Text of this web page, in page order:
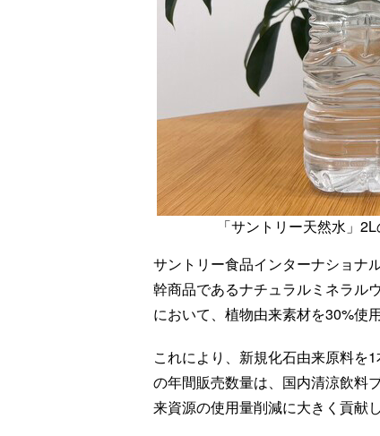
「サントリー天然水」
サントリー食品インターナショナ
幹商品であるナチュラルミネラル
において、植物由来素材を30%使
これにより、新規化石由来原料を
の年間販売数量は、国内清涼飲料
来資源の使用量削減に大きく貢献し